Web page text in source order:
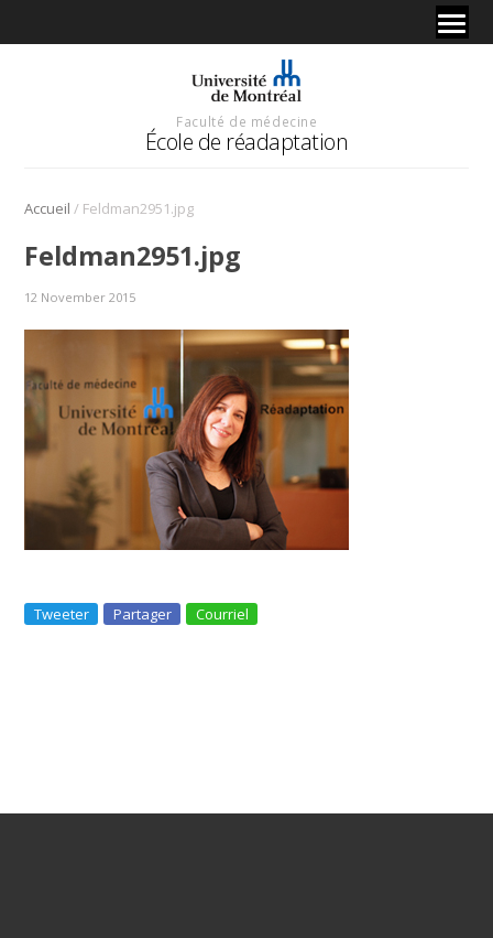
Faculté de médecine
École de réadaptation
Accueil / Feldman2951.jpg
Feldman2951.jpg
12 November 2015
Tweeter Partager Courriel